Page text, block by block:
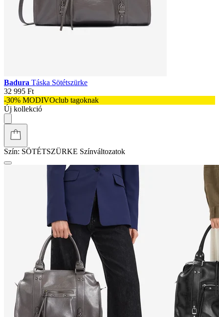
Badura Táska Sötétszürke
32 995 Ft
-30% MODIVOclub tagoknak
Új kollekció
Szín: SÖTÉTSZÜRKE Színváltozatok